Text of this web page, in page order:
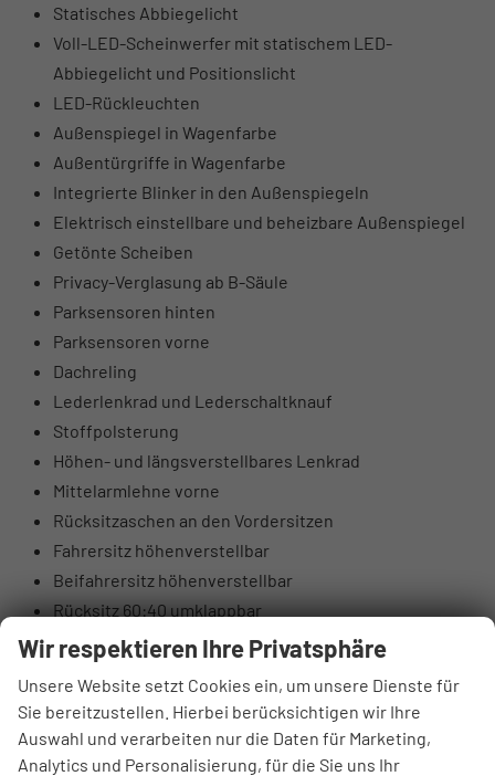
Statisches Abbiegelicht
Voll-LED-Scheinwerfer mit statischem LED-
Abbiegelicht und Positionslicht
LED-Rückleuchten
Außenspiegel in Wagenfarbe
Außentürgriffe in Wagenfarbe
Integrierte Blinker in den Außenspiegeln
Elektrisch einstellbare und beheizbare Außenspiegel
Getönte Scheiben
Privacy-Verglasung ab B-Säule
Parksensoren hinten
Parksensoren vorne
Dachreling
Lederlenkrad und Lederschaltknauf
Stoffpolsterung
Höhen- und längsverstellbares Lenkrad
Mittelarmlehne vorne
Rücksitzaschen an den Vordersitzen
Fahrersitz höhenverstellbar
Beifahrersitz höhenverstellbar
Rücksitz 60:40 umklappbar
Elektrische Lendenwirbelstütze Fahrerseite
Oberschenkelauflage Fahrerseite
Luftausströmer hinten
Brillenfach
Automatisch abblendender Innenspiegel
Wir respektieren Ihre Privatsphäre
Unsere Website setzt Cookies ein, um unsere Dienste für
Sie bereitzustellen. Hierbei berücksichtigen wir Ihre
Auswahl und verarbeiten nur die Daten für Marketing,
Analytics und Personalisierung, für die Sie uns Ihr